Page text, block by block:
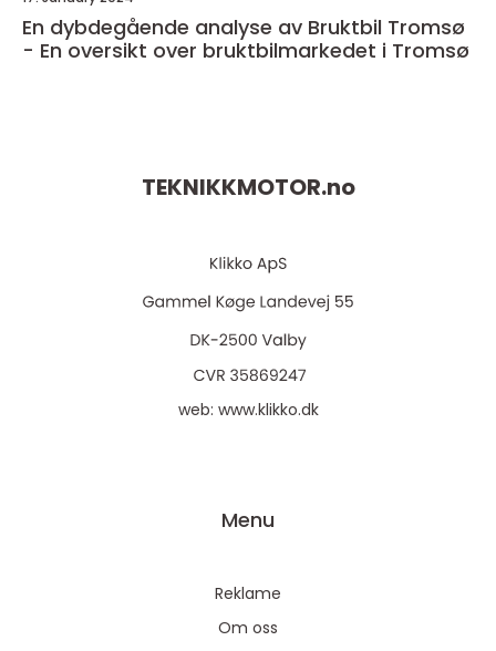
En dybdegående analyse av Bruktbil Tromsø
- En oversikt over bruktbilmarkedet i Tromsø
TEKNIKKMOTOR.no
web: www.klikko.dk
Menu
Reklame
Om oss